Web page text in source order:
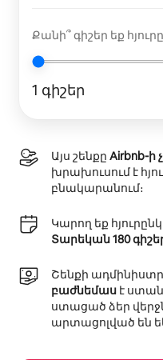
Քանի՞ գիշեր եք
1 գիշեր
Այս շենքը Airbnb-
խրախուսում է
բնակարանում։
Կարող եք
Տարեկան 180
Շենքի
բաժնեմաս է
ստացած ձեր
արտացոլված են